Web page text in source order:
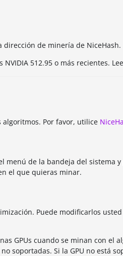
de minería de NiceHash.
512.95 o más recientes.
Por favor, utilice
de la bandeja del sistema
el que quieras minar.
Puede modificarlos
GPUs cuando se minan con el
soportadas. Si la GPU no está